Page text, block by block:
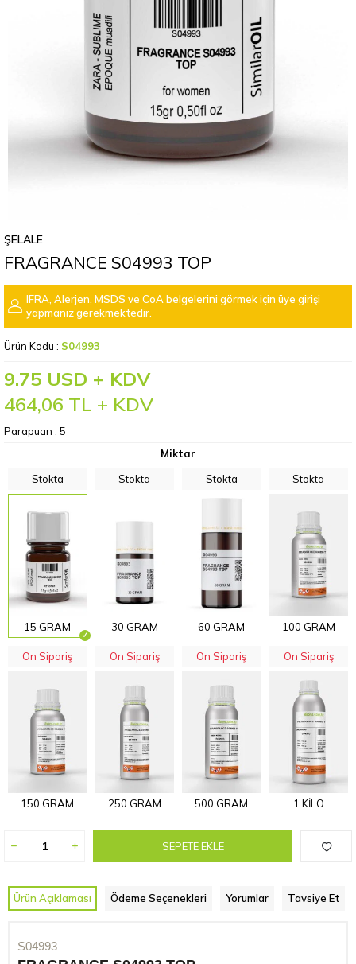
ŞELALE
FRAGRANCE S04993 TOP
IFRA, Alerjen, MSDS ve CoA belgelerini görmek için üye girişi
yapmanız gerekmektedir.
Ürün Kodu : S04993
9.75 USD + KDV
464,06 TL + KDV
Parapuan : 5
Miktar
Stokta
15 GRAM
Stokta
30 GRAM
Stokta
60 GRAM
Stokta
100 GRAM
Ön Sipariş
150 GRAM
Ön Sipariş
250 GRAM
Ön Sipariş
500 GRAM
Ön Sipariş
1 KİLO
SEPETE EKLE
Ürün Açıklaması Ödeme Seçenekleri Yorumlar Tavsiye Et
S04993